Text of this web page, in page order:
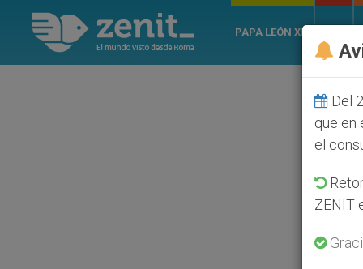
PAPA LEÓN XIV
Del
que en
el
ZENIT